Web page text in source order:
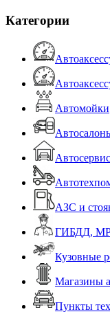
Категории
Автомойки
АЗС и
ГИБДД,
Кузовные
Магазины
Пункты